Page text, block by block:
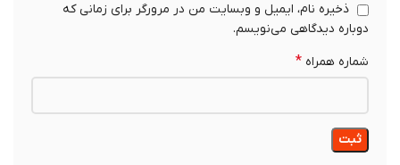
ذخیره نام، ایمیل و وبسایت من در مرورگر برای زمانی که
دوباره دیدگاهی می‌نویسم.
شماره همراه*